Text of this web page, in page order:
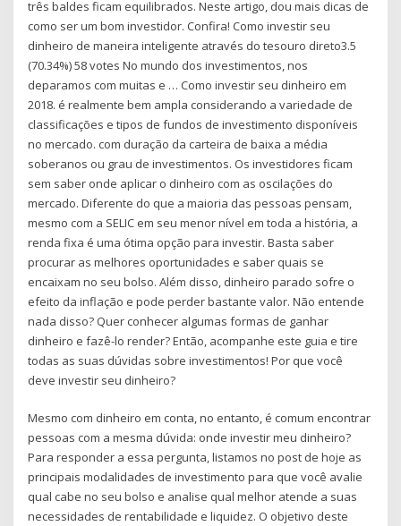
três baldes ficam equilibrados. Neste artigo, dou mais dicas de
como ser um bom investidor. Confira! Como investir seu
dinheiro de maneira inteligente através do tesouro direto3.5
(70.34%) 58 votes No mundo dos investimentos, nos
deparamos com muitas e … Como investir seu dinheiro em
2018. é realmente bem ampla considerando a variedade de
classificações e tipos de fundos de investimento disponíveis
no mercado. com duração da carteira de baixa a média
soberanos ou grau de investimentos. Os investidores ficam
sem saber onde aplicar o dinheiro com as oscilações do
mercado. Diferente do que a maioria das pessoas pensam,
mesmo com a SELIC em seu menor nível em toda a história, a
renda fixa é uma ótima opção para investir. Basta saber
procurar as melhores oportunidades e saber quais se
encaixam no seu bolso. Além disso, dinheiro parado sofre o
efeito da inflação e pode perder bastante valor. Não entende
nada disso? Quer conhecer algumas formas de ganhar
dinheiro e fazê-lo render? Então, acompanhe este guia e tire
todas as suas dúvidas sobre investimentos! Por que você
deve investir seu dinheiro?
Mesmo com dinheiro em conta, no entanto, é comum encontrar
pessoas com a mesma dúvida: onde investir meu dinheiro?
Para responder a essa pergunta, listamos no post de hoje as
principais modalidades de investimento para que você avalie
qual cabe no seu bolso e analise qual melhor atende a suas
necessidades de rentabilidade e liquidez. O objetivo deste